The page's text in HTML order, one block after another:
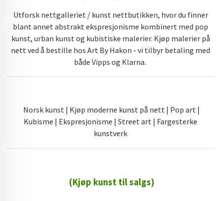
Utforsk nettgalleriet / kunst nettbutikken, hvor du finner
blant annet abstrakt ekspresjonisme kombinert med pop
kunst, urban kunst og kubistiske malerier. Kjøp malerier på
nett ved å bestille hos Art By Hakon - vi tilbyr betaling med
både Vipps og Klarna.
Norsk kunst | Kjøp moderne kunst på nett | Pop art |
Kubisme | Ekspresjonisme | Street art | Fargesterke
kunstverk
(Kjøp kunst til salgs)